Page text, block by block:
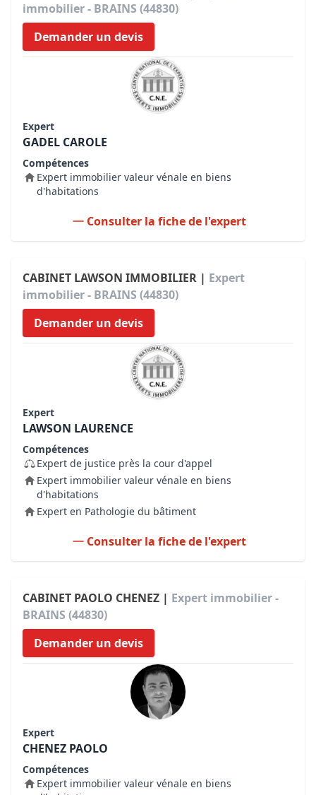
immobilier - BRAINS (44830)
Demander un devis
Expert
GADEL CAROLE
Compétences
Expert immobilier valeur vénale en biens
d'habitations
Consulter la fiche de l'expert
CABINET LAWSON IMMOBILIER | Expert
immobilier - BRAINS (44830)
Demander un devis
Expert
LAWSON LAURENCE
Compétences
Expert de justice près la cour d'appel
Expert immobilier valeur vénale en biens
d'habitations
Expert en Pathologie du bâtiment
Consulter la fiche de l'expert
CABINET PAOLO CHENEZ | Expert immobilier -
BRAINS (44830)
Demander un devis
Expert
CHENEZ PAOLO
Compétences
Expert immobilier valeur vénale en biens